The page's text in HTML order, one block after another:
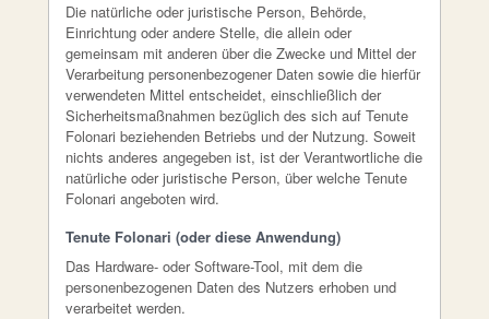
Die natürliche oder juristische Person, Behörde,
Einrichtung oder andere Stelle, die allein oder
gemeinsam mit anderen über die Zwecke und Mittel der
Verarbeitung personenbezogener Daten sowie die hierfür
verwendeten Mittel entscheidet, einschließlich der
Sicherheitsmaßnahmen bezüglich des sich auf Tenute
Folonari beziehenden Betriebs und der Nutzung. Soweit
nichts anderes angegeben ist, ist der Verantwortliche die
natürliche oder juristische Person, über welche Tenute
Folonari angeboten wird.
Tenute Folonari (oder diese Anwendung)
Das Hardware- oder Software-Tool, mit dem die
personenbezogenen Daten des Nutzers erhoben und
verarbeitet werden.